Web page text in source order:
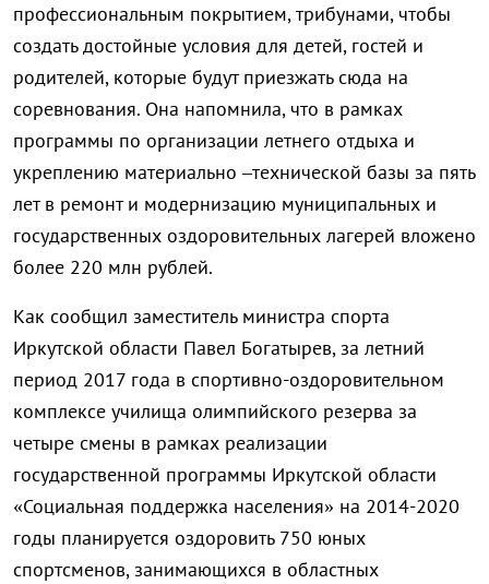
профессиональным покрытием, трибунами, чтобы
создать достойные условия для детей, гостей и
родителей, которые будут приезжать сюда на
соревнования. Она напомнила, что в рамках
программы по организации летнего отдыха и
укреплению материально –технической базы за пять
лет в ремонт и модернизацию муниципальных и
государственных оздоровительных лагерей вложено
более 220 млн рублей.
Как сообщил заместитель министра спорта
Иркутской области Павел Богатырев,за летний
период 2017 года в спортивно-оздоровительном
комплексе училища олимпийского резерва за
четыре смены в рамках реализации
государственной программы Иркутской области
«Социальная поддержка населения» на 2014-2020
годы планируется оздоровить 750 юных
спортсменов, занимающихся в областных